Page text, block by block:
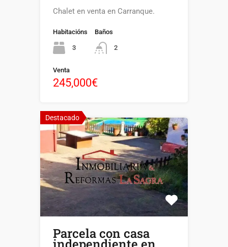
Chalet en venta en Carranque.
Habitacións
3
Baños
2
Venta
245,000€
Destacado
Parcela con casa